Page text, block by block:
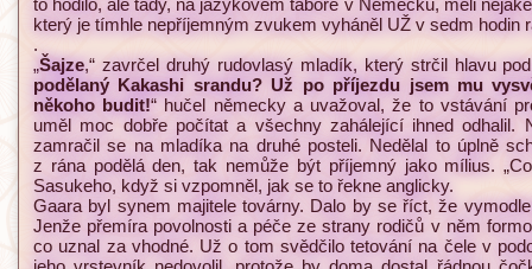
to hodilo, ale tady, na jazykovém táboře v Německu, měli
který je tímhle nepříjemným zvukem vyháněl UŽ v sedm hodin
.
„Šajze,“ zavrčel druhý rudovlasý mladík, který strčil hlavu
podělaný Kakashi srandu? Už po příjezdu jsem mu
někoho budit!“ hučel německy a uvažoval, že to vstávání
uměl moc dobře počítat a všechny zahálející ihned odhalil.
zamračil se na mladíka na druhé posteli. Nedělal to úplně
z rána podělá den, tak nemůže být příjemný jako mílius.
Sasukeho, když si vzpomněl, jak se to řekne anglicky.
Gaara byl synem majitele továrny. Dalo by se říct, že
Jenže přemíra povolnosti a péče ze strany rodičů v něm
co uznal za vhodné. Už o tom svědčilo tetování na čele v